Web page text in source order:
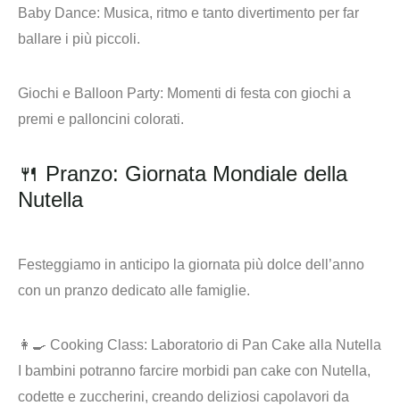
Baby Dance: Musica, ritmo e tanto divertimento per far
ballare i più piccoli.
Giochi e Balloon Party: Momenti di festa con giochi a
premi e palloncini colorati.
🍴 Pranzo: Giornata Mondiale della
Nutella
Festeggiamo in anticipo la giornata più dolce dell’anno
con un pranzo dedicato alle famiglie.
👩‍🍳 Cooking Class: Laboratorio di Pan Cake alla Nutella
I bambini potranno farcire morbidi pan cake con Nutella,
codette e zuccherini, creando deliziosi capolavori da